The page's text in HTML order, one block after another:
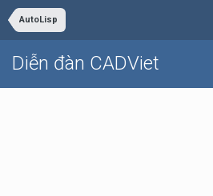
AutoLisp
Diễn đàn CADViet